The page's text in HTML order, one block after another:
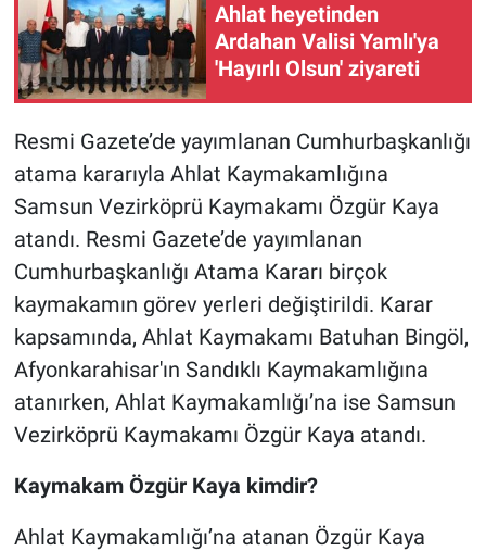
Ahlat heyetinden
Ardahan Valisi Yamlı'ya
'Hayırlı Olsun' ziyareti
Resmi Gazete’de yayımlanan Cumhurbaşkanlığı
atama kararıyla Ahlat Kaymakamlığına
Samsun Vezirköprü Kaymakamı Özgür Kaya
atandı. Resmi Gazete’de yayımlanan
Cumhurbaşkanlığı Atama Kararı birçok
kaymakamın görev yerleri değiştirildi. Karar
kapsamında, Ahlat Kaymakamı Batuhan Bingöl,
Afyonkarahisar'ın Sandıklı Kaymakamlığına
atanırken, Ahlat Kaymakamlığı’na ise Samsun
Vezirköprü Kaymakamı Özgür Kaya atandı.
Kaymakam Özgür Kaya kimdir?
Ahlat Kaymakamlığı’na atanan Özgür Kaya